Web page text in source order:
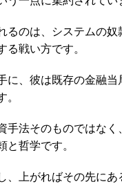
るのは、システムの
る戦い方です。
に、彼は既存の金融
。
手法そのものではな
と哲学です。
、上がればその先に